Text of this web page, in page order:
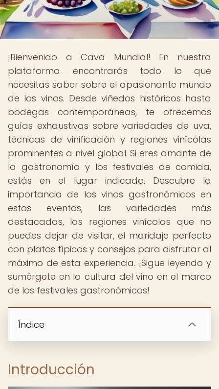
¡Bienvenido a Cava Mundial! En nuestra
plataforma encontrarás todo lo que
necesitas saber sobre el apasionante mundo
de los vinos. Desde viñedos históricos hasta
bodegas contemporáneas, te ofrecemos
guías exhaustivas sobre variedades de uva,
técnicas de vinificación y regiones vinícolas
prominentes a nivel global. Si eres amante de
la gastronomía y los festivales de comida,
estás en el lugar indicado. Descubre la
importancia de los vinos gastronómicos en
estos eventos, las variedades más
destacadas, las regiones vinícolas que no
puedes dejar de visitar, el maridaje perfecto
con platos típicos y consejos para disfrutar al
máximo de esta experiencia. ¡Sigue leyendo y
sumérgete en la cultura del vino en el marco
de los festivales gastronómicos!
Índice
Introducción